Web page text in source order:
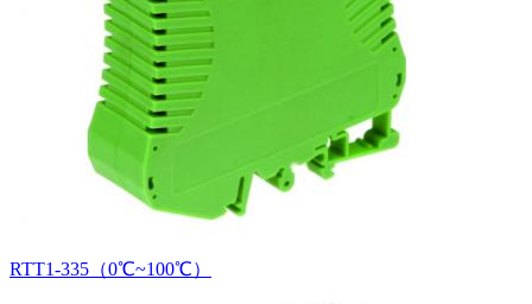
RTT1-335（0℃~100℃）